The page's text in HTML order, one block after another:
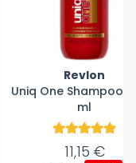
Revlon
Uniq One Shampoo -
ml
11,15 €